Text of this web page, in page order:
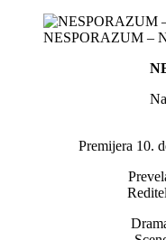
NESPORAZUM –
Premijera 10.